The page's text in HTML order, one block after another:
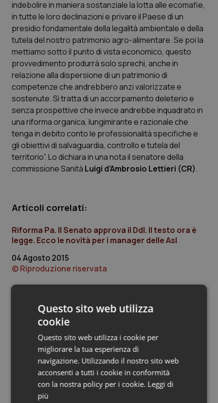
Emilia-Romagna
Friuli Venezia Giulia
Lazio
Liguria
Lombardia
Marche
Piemonte
Provincia Autonoma di Bolzano
Provincia Autonoma di Trento
Sardegna
Sicilia
Toscana
Umbria
Colesterolo & coronaropatie
Dermatite Atopica
Diabete & glucometri
Disturbi dell’umore
Dolore
Donna & Salute
HIV
Infezioni & Febbre
Ipertensione & Scompenso
Malattia di Crohn & Rettocolite Ulcerosa
Neuroscienze & patologie neurodegenerative
Obesità
Oftalmologia
indebolire in maniera sostanziale la lotta alle ecomafie,
in tutte le loro declinazioni e privare il Paese di un
presidio fondamentale della legalità ambientale e della
tutela del nostro patrimonio agro-alimentare. Se poi la
mettiamo sotto il punto di vista economico, questo
provvedimento produrrà solo sprechi, anche in
relazione alla dispersione di un patrimonio di
competenze che andrebbero anzi valorizzate e
sostenute. Si tratta di un accorpamento deleterio e
senza prospettive che invece andrebbe inquadrato in
una riforma organica, lungimirante e razionale che
tenga in debito conto le professionalità specifiche e
gli obiettivi di salvaguardia, controllo e tutela del
territorio”. Lo dichiara in una nota il senatore della
commissione Sanità Luigi d’Ambrosio Lettieri (CR).
Articoli correlati:
Riforma Pa. Il Senato approva il Ddl. Il testo ora è
legge. Ecco le novità per i manager delle Asl
04 Agosto 2015
© Riproduzione riservata
Ultime analisi e review da QS Pro
Gold
Cloud sanitario: infrastrutture,
compliance, GDPR e Risk management
Questo sito web utilizza
cookie
Questo sito web utilizza i cookie per
migliorare la tua esperienza di
navigazione. Utilizzando il nostro sito web
acconsenti a tutti i cookie in conformità
con la nostra policy per i cookie. Leggi di
più